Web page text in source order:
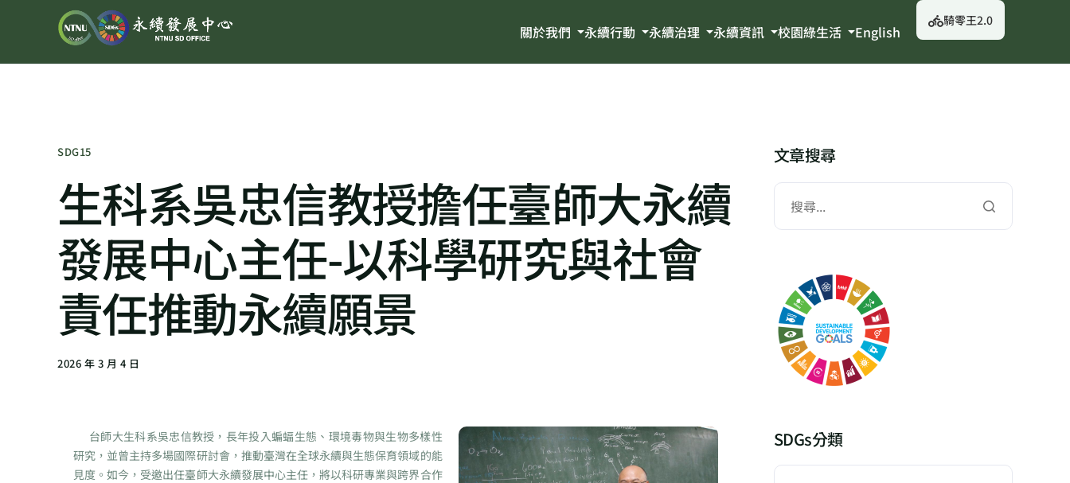
關於我們 永續行動 永續治理 永續資訊 校園綠生活 English
騎零王2.0
SDG15
生科系吳忠信教授擔任臺師大永續
發展中心主任-以科學研究與社會
責任推動永續願景
2026 年 3 月 4 日
台師大生科系吳忠信教授，長年投入蝙蝠生態、環境毒物與生物多樣性
研究，並曾主持多場國際研討會，推動臺灣在全球永續與生態保育領域的能
見度。如今，受邀出任臺師大永續發展中心主任，將以科研專業與跨界合作
文章搜尋
SDGs分類